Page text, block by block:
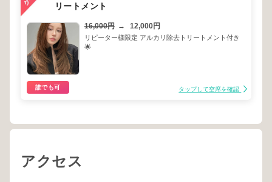
リートメント
16,000円 → 12,000円
リピーター様限定 アルカリ除去トリートメント付き
🌟
誰でも可 タップして空席を確認
アクセス